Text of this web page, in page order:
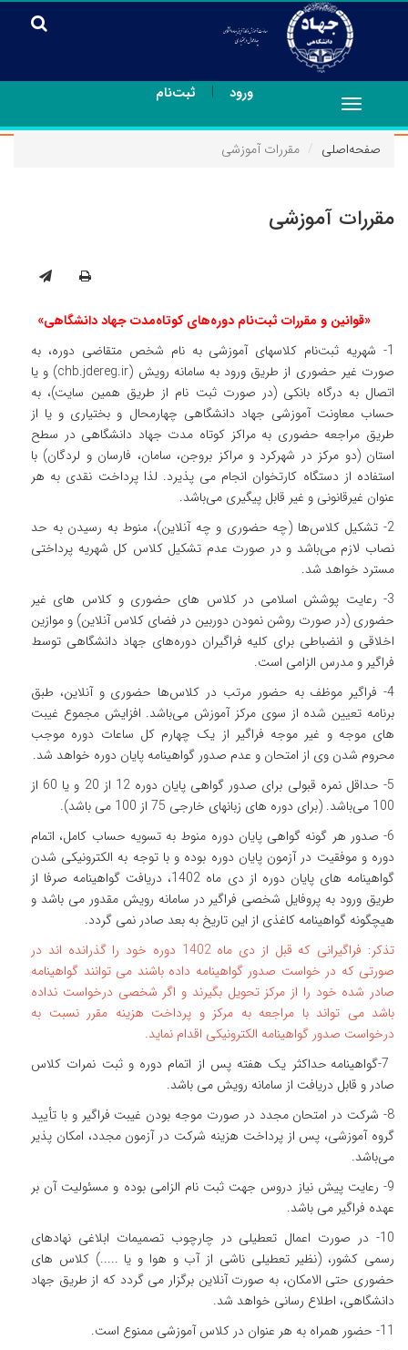
ورود | ثبت‌نام
Toggle
navigation
صفحه‌اصلی
مقررات آموزشی
مقررات آموزشی
«قوانین و مقررات ثبت‌نام دوره‌های کوتاه‌مدت جهاد دانشگاهی»
1- شهریه ثبت‌نام کلاسهای آموزشی به نام شخص متقاضی دوره، به
صورت غیر حضوری از طریق ورود به سامانه رویش (chb.jdereg.ir)
و یا
اتصال به درگاه بانکی (در صورت ثبت نام از طریق همین سایت)، به
حساب معاونت آموزشی جهاد دانشگاهی چهارمحال و بختیاری و یا از
طریق مراجعه حضوری به مراکز کوتاه مدت جهاد دانشگاهی در سطح
استان (دو مرکز در شهرکرد و مراکز بروجن، سامان، فارسان و لردگان) با
استفاده از دستگاه کارتخوان انجام می پذیرد. لذا پرداخت نقدی به هر
عنوان غیرقانونی و غیر قابل پیگیری می‌باشد.
2- تشکیل کلاس‌ها (چه حضوری و چه آنلاین)، منوط به رسیدن به حد
نصاب لازم می‌باشد و در صورت عدم تشکیل کلاس کل شهریه پرداختی
مسترد خواهد شد.
3- رعایت پوشش اسلامی در کلاس های حضوری و کلاس های غیر
حضوری (در صورت روشن نمودن دوربین در فضای کلاس آنلاین) و موازین
اخلاقی و انضباطی برای کلیه فراگیران دوره‌های جهاد دانشگاهی توسط
فراگیر و مدرس الزامی است.
4- فراگیر موظف به حضور مرتب در کلاس‌ها حضوری و آنلاین، طبق
برنامه تعیین شده از سوی مرکز آموزش می‌باشد. افزایش مجموع غیبت
های موجه و غیر موجه فراگیر از یک چهارم کل ساعات دوره موجب
محروم شدن وی از امتحان و عدم صدور گواهینامه پایان دوره خواهد شد.
5- حداقل نمره قبولی برای صدور گواهی پایان دوره 12 از 20 و یا 60 از
100 می‌باشد. (برای دوره ­های زبانهای خارجی 75 از 100 می­ باشد).
6- صدور هر گونه گواهی پایان دوره منوط به تسویه حساب کامل، اتمام
دوره و موفقیت در آزمون پایان دوره بوده و با توجه به الکترونیکی شدن
گواهینامه های پایان دوره از دی ماه 1402، دریافت گواهینامه صرفا از
طریق ورود به پروفایل شخصی فراگیر در سامانه رویش مقدور می باشد و
هیچگونه گواهینامه کاغذی از این تاریخ به بعد صادر نمی گردد.
تذکر: فراگیرانی که قبل از دی ماه 1402 دوره خود را گذرانده اند در
صورتی که در خواست صدور گواهینامه داده باشند می توانند گواهینامه
صادر شده خود را از مرکز تحویل بگیرند و اگر شخصی درخواست نداده
باشد می تواند با مراجعه به مرکز و پرداخت هزینه مقرر نسبت به
درخواست صدور گواهینامه الکترونیکی اقدام نماید.
7-گواهینامه حداکثر یک هفته پس از اتمام دوره و ثبت نمرات کلاس
صادر و قابل دریافت از سامانه رویش می باشد.
8- شرکت در امتحان مجدد در صورت موجه بودن غیبت فراگیر و با تأیید
گروه آموزشی، پس از پرداخت هزینه شرکت در آزمون مجدد، امکان پذیر
می‌باشد.
9- رعایت پیش نیاز دروس جهت ثبت نام الزامی بوده و مسئولیت آن بر
عهده فراگیر می باشد.
10- در صورت اعمال تعطیلی در چارچوب تصمیمات ابلاغی نهادهای
رسمی کشور، (نظیر تعطیلی ناشی از آب و هوا و یا .....) کلاس های
حضوری حتی الامکان، به صورت آنلاین برگزار می گردد که از طریق جهاد
دانشگاهی، اطلاع رسانی خواهد شد.
11- حضور همراه به هر عنوان در کلاس آموزشی ممنوع است.